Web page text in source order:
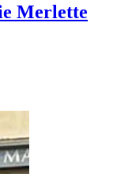
Merlette